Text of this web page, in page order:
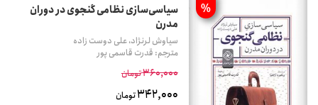
%
سیاسی‌سازی نظامی گنجوی در دوران
مدرن
سیاوش لرنژاد، علی دوست زاده
مترجم: قدرت قاسمی پور
360,000تومان
342,000تومان